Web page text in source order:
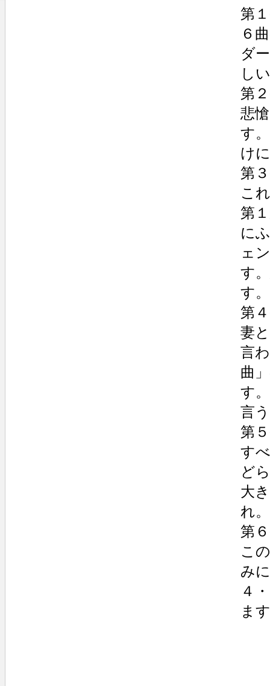
第
６
ダ
し
第
悲
す
け
第
こ
第
に
ェ
す
す。
第
妻
言
曲
す
言
第
す
ど
大
れ
第
こ
み
４
ま